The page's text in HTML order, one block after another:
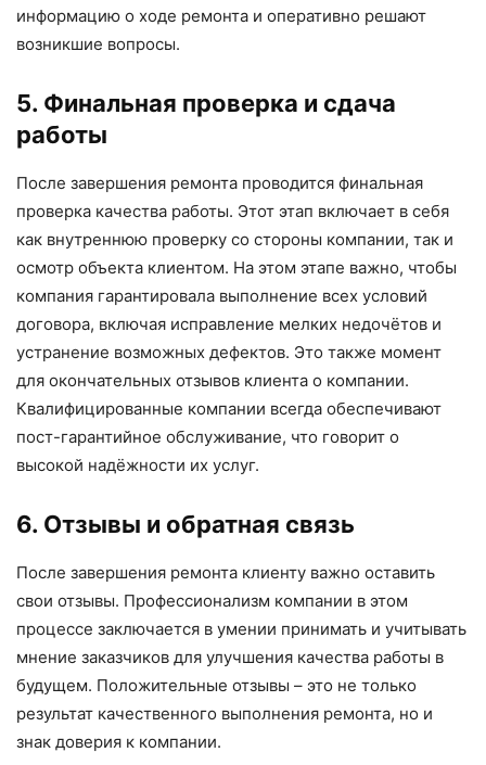
информацию о ходе ремонта и оперативно решают
возникшие вопросы.
5. Финальная проверка и сдача
работы
После завершения ремонта проводится финальная
проверка качества работы. Этот этап включает в себя
как внутреннюю проверку со стороны компании, так и
осмотр объекта клиентом. На этом этапе важно, чтобы
компания гарантировала выполнение всех условий
договора, включая исправление мелких недочётов и
устранение возможных дефектов. Это также момент
для окончательных отзывов клиента о компании.
Квалифицированные компании всегда обеспечивают
пост-гарантийное обслуживание, что говорит о
высокой надёжности их услуг.
6. Отзывы и обратная связь
После завершения ремонта клиенту важно оставить
свои отзывы. Профессионализм компании в этом
процессе заключается в умении принимать и учитывать
мнение заказчиков для улучшения качества работы в
будущем. Положительные отзывы – это не только
результат качественного выполнения ремонта, но и
знак доверия к компании.